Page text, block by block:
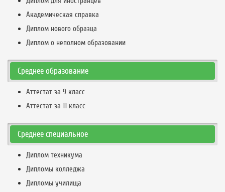
Академическая справка
Диплом нового образца
Диплом о неполном образовании
Среднее образование
Аттестат за 9 класс
Аттестат за 11 класс
Среднее специальное
Диплом техникума
Дипломы колледжа
Дипломы училища